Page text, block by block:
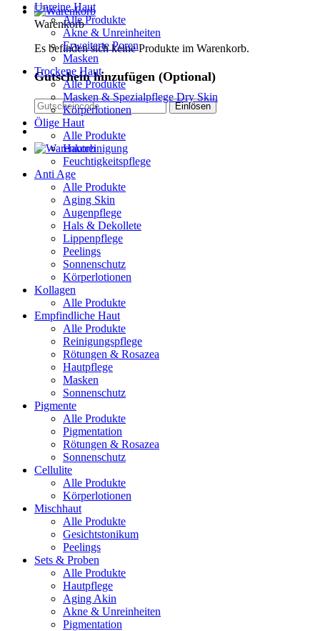
Warenkorb
Es befinden sich keine Produkte im Warenkorb.
Gutschein hinzufügen (Optional)
Unreine Haut
Alle Produkte
Akne & Unreinheiten
Erweiterte Poren
Masken
Trockene Haut
Alle Produkte
Masken & Spezialpflege Dry Skin
Körperlotionen
Ölige Haut
Alle Produkte
Hautreinigung
Feuchtigkeitspflege
Anti Age
Alle Produkte
Aging Skin
Augenpflege
Hals & Dekollete
Lippenpflege
Peelings
Sonnenschutz
Körperlotionen
Kollagen
Alle Produkte
Empfindliche Haut
Alle Produkte
Reinigungspflege
Rötungen & Rosazea
Hautpflege
Masken
Sonnenschutz
Pigmente
Alle Produkte
Pigmentation
Rötungen & Rosazea
Sonnenschutz
Cellulite
Alle Produkte
Körperlotionen
Mischhaut
Alle Produkte
Gesichtstonikum
Peelings
Sets & Proben
Alle Produkte
Hautpflege
Aging Akin
Akne & Unreinheiten
Pigmentation